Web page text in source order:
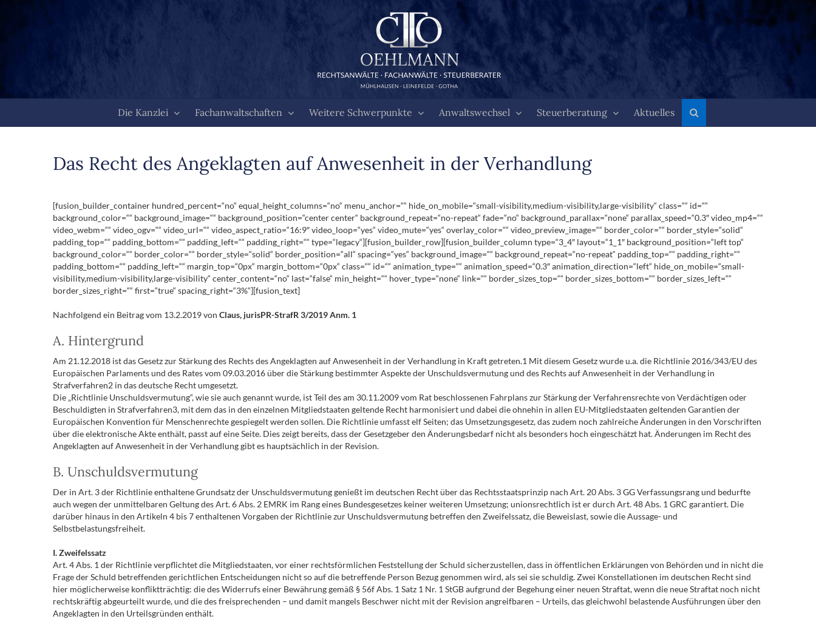
Die Kanzlei Fachanwaltschaften Weitere Schwerpunkte Anwaltswechsel Steuerberatung Aktuelles
Das Recht des Angeklagten auf Anwesenheit in der Verhandlung
[fusion_builder_container hundred_percent=“no“ equal_height_columns=“no“ menu_anchor=““ hide_on_mobile=“small-visibility,medium-visibility,large-visibility“ class=““ id=““
background_color=““ background_image=““ background_position=“center center“ background_repeat=“no-repeat“ fade=“no“ background_parallax=“none“ parallax_speed=“0.3″ video_mp4=““
video_webm=““ video_ogv=““ video_url=““ video_aspect_ratio=“16:9″ video_loop=“yes“ video_mute=“yes“ overlay_color=““ video_preview_image=““ border_color=““ border_style=“solid“
padding_top=““ padding_bottom=““ padding_left=““ padding_right=““ type=“legacy“][fusion_builder_row][fusion_builder_column type=“3_4″ layout=“1_1″ background_position=“left top“
background_color=““ border_color=““ border_style=“solid“ border_position=“all“ spacing=“yes“ background_image=““ background_repeat=“no-repeat“ padding_top=““ padding_right=““
padding_bottom=““ padding_left=““ margin_top=“0px“ margin_bottom=“0px“ class=““ id=““ animation_type=““ animation_speed=“0.3″ animation_direction=“left“ hide_on_mobile=“small-
visibility,medium-visibility,large-visibility“ center_content=“no“ last=“false“ min_height=““ hover_type=“none“ link=““ border_sizes_top=““ border_sizes_bottom=““ border_sizes_left=““
border_sizes_right=““ first=“true“ spacing_right=“3%“][fusion_text]
Nachfolgend ein Beitrag vom 13.2.2019 von Claus, jurisPR-StrafR 3/2019 Anm. 1
A. Hintergrund
Am 21.12.2018 ist das Gesetz zur Stärkung des Rechts des Angeklagten auf Anwesenheit in der Verhandlung in Kraft getreten.1 Mit diesem Gesetz wurde u.a. die Richtlinie 2016/343/EU des
Europäischen Parlaments und des Rates vom 09.03.2016 über die Stärkung bestimmter Aspekte der Unschuldsvermutung und des Rechts auf Anwesenheit in der Verhandlung in
Strafverfahren2 in das deutsche Recht umgesetzt.
Die „Richtlinie Unschuldsvermutung“, wie sie auch genannt wurde, ist Teil des am 30.11.2009 vom Rat beschlossenen Fahrplans zur Stärkung der Verfahrensrechte von Verdächtigen oder
Beschuldigten in Strafverfahren3, mit dem das in den einzelnen Mitgliedstaaten geltende Recht harmonisiert und dabei die ohnehin in allen EU-Mitgliedstaaten geltenden Garantien der
Europäischen Konvention für Menschenrechte gespiegelt werden sollen. Die Richtlinie umfasst elf Seiten; das Umsetzungsgesetz, das zudem noch zahlreiche Änderungen in den Vorschriften
über die elektronische Akte enthält, passt auf eine Seite. Dies zeigt bereits, dass der Gesetzgeber den Änderungsbedarf nicht als besonders hoch eingeschätzt hat. Änderungen im Recht des
Angeklagten auf Anwesenheit in der Verhandlung gibt es hauptsächlich in der Revision.
B. Unschuldsvermutung
Der in Art. 3 der Richtlinie enthaltene Grundsatz der Unschuldsvermutung genießt im deutschen Recht über das Rechtsstaatsprinzip nach Art. 20 Abs. 3 GG Verfassungsrang und bedurfte
auch wegen der unmittelbaren Geltung des Art. 6 Abs. 2 EMRK im Rang eines Bundesgesetzes keiner weiteren Umsetzung; unionsrechtlich ist er durch Art. 48 Abs. 1 GRC garantiert. Die
darüber hinaus in den Artikeln 4 bis 7 enthaltenen Vorgaben der Richtlinie zur Unschuldsvermutung betreffen den Zweifelssatz, die Beweislast, sowie die Aussage- und
Selbstbelastungsfreiheit.
I. Zweifelssatz
Art. 4 Abs. 1 der Richtlinie verpflichtet die Mitgliedstaaten, vor einer rechtsförmlichen Feststellung der Schuld sicherzustellen, dass in öffentlichen Erklärungen von Behörden und in nicht die
Frage der Schuld betreffenden gerichtlichen Entscheidungen nicht so auf die betreffende Person Bezug genommen wird, als sei sie schuldig. Zwei Konstellationen im deutschen Recht sind
hier möglicherweise konfliktträchtig: die des Widerrufs einer Bewährung gemäß § 56f Abs. 1 Satz 1 Nr. 1 StGB aufgrund der Begehung einer neuen Straftat, wenn die neue Straftat noch nicht
rechtskräftig abgeurteilt wurde, und die des freisprechenden – und damit mangels Beschwer nicht mit der Revision angreifbaren – Urteils, das gleichwohl belastende Ausführungen über den
Angeklagten in den Urteilsgründen enthält.